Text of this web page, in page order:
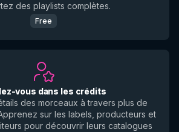
des playlists complètes.
Free
vous dans les crédits
des morceaux à travers plus de
sur les labels, producteurs et
pour découvrir leurs catalogues